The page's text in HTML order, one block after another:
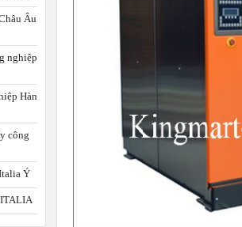
Âu
nghiệp
Hàn
công
Ý